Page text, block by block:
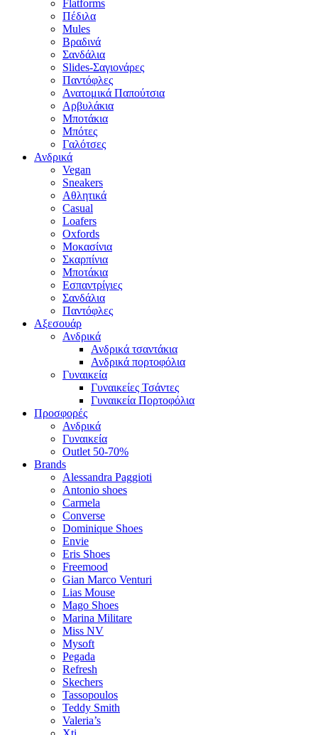
Flatforms
Πέδιλα
Mules
Βραδινά
Σανδάλια
Slides-Σαγιονάρες
Παντόφλες
Ανατομικά Παπούτσια
Αρβυλάκια
Μποτάκια
Μπότες
Γαλότσες
Ανδρικά
Vegan
Sneakers
Αθλητικά
Casual
Loafers
Oxfords
Μοκασίνια
Σκαρπίνια
Μποτάκια
Εσπαντρίγιες
Σανδάλια
Παντόφλες
Αξεσουάρ
Ανδρικά
Ανδρικά τσαντάκια
Ανδρικά πορτοφόλια
Γυναικεία
Γυναικείες Τσάντες
Γυναικεία Πορτοφόλια
Προσφορές
Ανδρικά
Γυναικεία
Outlet 50-70%
Brands
Alessandra Paggioti
Antonio shoes
Carmela
Converse
Dominique Shoes
Envie
Eris Shoes
Freemood
Gian Marco Venturi
Lias Mouse
Mago Shoes
Marina Militare
Miss NV
Mysoft
Pegada
Refresh
Skechers
Tassopoulos
Teddy Smith
Valeria’s